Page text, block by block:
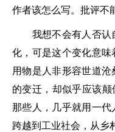
作者该怎么写。批评不
我想不会有人否认
化，可是这个变化意味
用物是人非形容世道
的变迁，却似乎应该
那些人，几乎就用一
跨越到工业社会，从乡